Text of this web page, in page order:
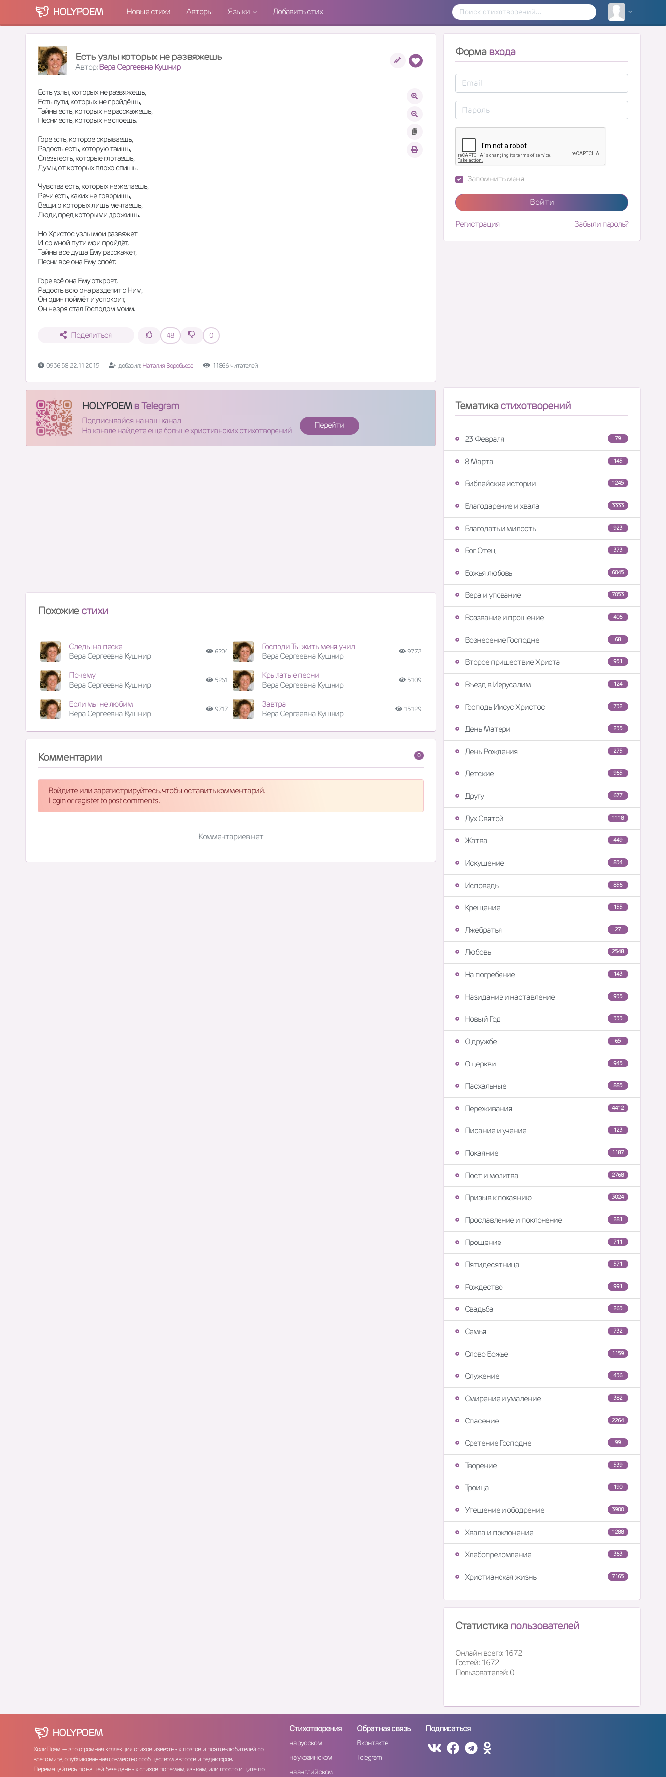
HOLYPOEM Новые стихи Авторы Языки Добавить стих
Есть узлы которых не развяжешь
Автор:Вера Сергеевна Кушнир
Есть узлы, которых не развяжешь,
Есть пути, которых не пройдёшь,
Тайны есть, которых не расскажешь,
Песни есть, которых не споёшь.
Горе есть, которое скрываешь,
Радость есть, которую таишь,
Слёзы есть, которые глотаешь,
Думы, от которых плохо спишь.
Чувства есть, которых не желаешь,
Речи есть, каких не говоришь,
Вещи, о которых лишь мечтаешь,
Люди, пред которыми дрожишь.
Но Христос узлы мои развяжет
И со мной пути мои пройдёт,
Тайны все душа Ему расскажет,
Песни все она Ему споёт.
Горе всё она Ему откроет,
Радость всю она разделит с Ним,
Он один поймёт и успокоит,
Он не зря стал Господом моим.
Поделиться 48 0
09:36:58 22.11.2015 добавил: Наталия Воробьева 11866 читателей
HOLYPOEMв Telegram
Подписывайся на наш канал
На канале найдете еще больше христианских стихотворений
Перейти
Похожие стихи
Следы на песке
Вера Сергеевна Кушнир
6204
Господи Ты жить меня учил
Вера Сергеевна Кушнир
9772
Почему
Вера Сергеевна Кушнир
5261
Крылатые песни
Вера Сергеевна Кушнир
5109
Если мы не любим
Вера Сергеевна Кушнир
9717
Завтра
Вера Сергеевна Кушнир
15129
0
Комментарии
Войдите или зарегистрируйтесь, чтобы оставить комментарий.
Login or register to post comments.
Комментариев нет
Форма входа
Запомнить меня
Войти
Регистрация Забыли пароль?
Тематикастихотворений
79
23 Февраля
145
8 Марта
1245
Библейские истории
3333
Благодарение и хвала
923
Благодать и милость
373
Бог Отец
6045
Божья любовь
7053
Вера и упование
406
Воззвание и прошение
68
Вознесение Господне
951
Второе пришествие Христа
124
Въезд в Иерусалим
732
Господь Иисус Христос
235
День Матери
275
День Рождения
965
Детские
677
Другу
1118
Дух Святой
449
Жатва
834
Искушение
856
Исповедь
155
Крещение
27
Лжебратья
2548
Любовь
143
На погребение
935
Назидание и наставление
333
Новый Год
65
О дружбе
945
О церкви
885
Пасхальные
4412
Переживания
123
Писание и учение
1187
Покаяние
2768
Пост и молитва
3024
Призыв к покаянию
281
Прославление и поклонение
711
Прощение
571
Пятидесятница
991
Рождество
263
Свадьба
732
Семья
1159
Слово Божье
436
Служение
382
Смирение и умаление
2264
Спасение
99
Сретение Господне
539
Творение
190
Троица
3900
Утешение и ободрение
1288
Хвала и поклонение
363
Хлебопреломление
7165
Христианская жизнь
Статистика пользователей
Онлайн всего: 1672
Гостей: 1672
Пользователей: 0
HOLYPOEM
ХолиПоем — это огромная коллекция стихов известных поэтов и поэтов-любителей со
всего мира, опубликованная совместно сообществом авторов и редакторов.
Перемещайтесь по нашей базе данных стихов по темам, языкам, или просто ищите по
Стихотворения
на русском
на украинском
на английском
Обратная связь
Вконтакте
Telegram
Подписаться